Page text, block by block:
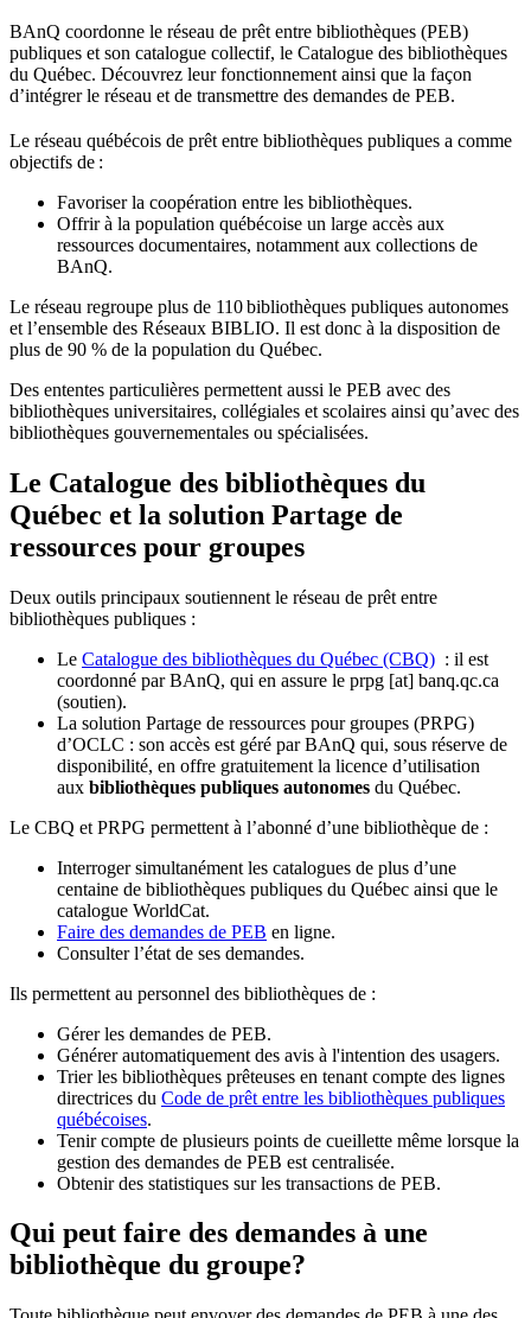
BAnQ coordonne le réseau de prêt entre bibliothèques (PEB)
publiques et son catalogue collectif, le Catalogue des bibliothèques
du Québec. Découvrez leur fonctionnement ainsi que la façon
d’intégrer le réseau et de transmettre des demandes de PEB.
Le réseau québécois de prêt entre bibliothèques publiques a comme
objectifs de :
Favoriser la coopération entre les bibliothèques.
Offrir à la population québécoise un large accès aux
ressources documentaires, notamment aux collections de
BAnQ.
Le réseau regroupe plus de 110bibliothèques publiques autonomes
et l’ensemble des Réseaux BIBLIO. Il est donc à la disposition de
plus de 90 % de la population du Québec.
Des ententes particulières permettent aussi le PEB avec des
bibliothèques universitaires, collégiales et scolaires ainsi qu’avec des
bibliothèques gouvernementales ou spécialisées.
Le Catalogue des bibliothèques du
Québec et la solution Partage de
ressources pour groupes
Deux outils principaux soutiennent le réseau de prêt entre
bibliothèques publiques :
Le Catalogue des bibliothèques du Québec (CBQ) : il est
coordonné par BAnQ, qui en assure le prpg [at] banq.qc.ca
(soutien).
La solution Partage de ressources pour groupes (PRPG)
d’OCLC : son accès est géré par BAnQ qui, sous réserve de
disponibilité, en offre gratuitement la licence d’utilisation
aux bibliothèques publiques autonomes du Québec.
Le CBQ et PRPG permettent à l’abonné d’une bibliothèque de :
Interroger simultanément les catalogues de plus d’une
centaine de bibliothèques publiques du Québec ainsi que le
catalogue WorldCat.
Faire des demandes de PEB en ligne.
Consulter l’état de ses demandes.
Ils permettent au personnel des bibliothèques de :
Gérer les demandes de PEB.
Générer automatiquement des avis à l'intention des usagers.
Trier les bibliothèques prêteuses en tenant compte des lignes
directrices du Code de prêt entre les bibliothèques publiques
québécoises.
Tenir compte de plusieurs points de cueillette même lorsque la
gestion des demandes de PEB est centralisée.
Obtenir des statistiques sur les transactions de PEB.
Qui peut faire des demandes à une
bibliothèque du groupe?